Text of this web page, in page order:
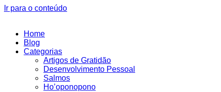
Ir para o conteúdo
Home
Blog
Categorias
Artigos de Gratidão
Desenvolvimento Pessoal
Salmos
Ho’oponopono